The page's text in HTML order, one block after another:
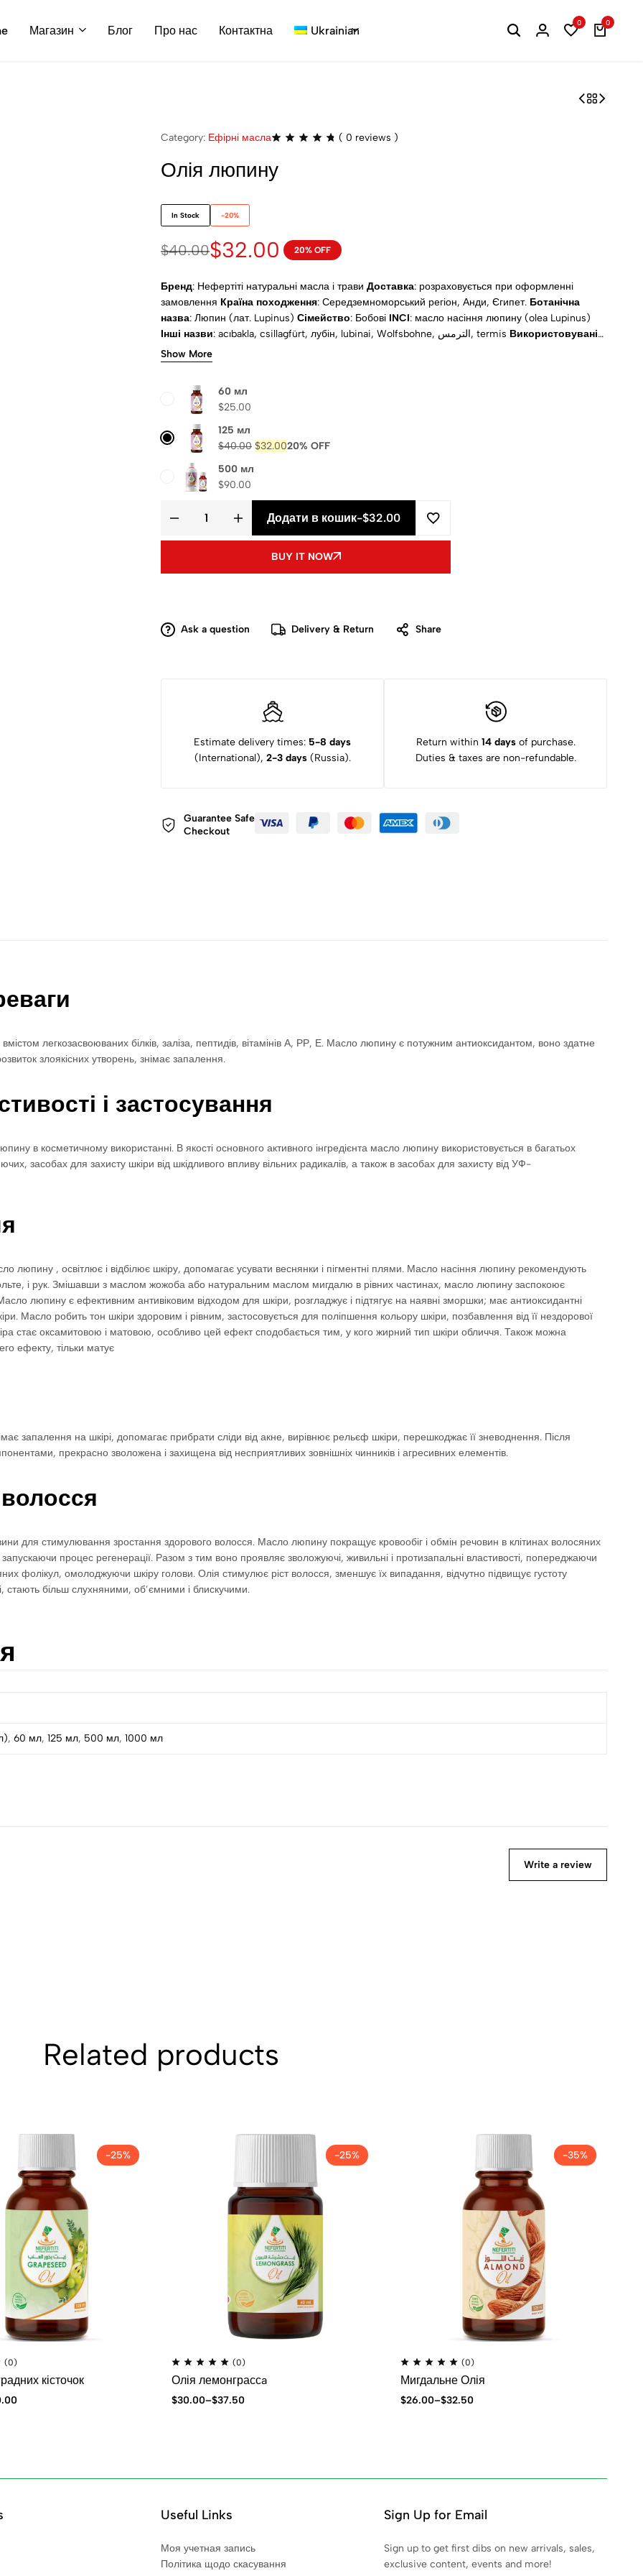
Магазин Блог Про нас Контактна Ukrainian
0 0
Category: Ефірні масла ( 0 reviews )
Олія люпину
In Stock -20%
$40.00$32.00 20% OFF
Бренд: Нефертіті натуральні масла і трави Доставка: розраховується при оформленні
замовлення Країна походження: Середземноморський регіон, Анди, Єгипет. Ботанічна
назва: Люпин (лат. Lupinus) Сімейство: Бобові INCI: масло насіння люпину (olea Lupinus)
Інші назви
: acıbakla, csillagfürt, лубін, lubinai, Wolfsbohne, الترمس, termis Використовувані
компоненти
вигляд: жовтий
Show More
60 мл
$25.00
125 мл
$40.00 $32.0020% OFF
500 мл
$90.00
Додати в кошик-$32.00
BUY IT NOW
Ask a question Delivery & Return Share
Estimate delivery times: 5-8 days
(International), 2-3 days(Russia).
Return within 14 daysof purchase.
Duties & taxes are non-refundable.
Guarantee Safe
Checkout
легкозасвоюваних білків, заліза, пептидів, вітамінів А, РР, Е. Масло люпину є потужним антиоксидантом, воно здатне
злоякісних утворень, знімає запалення.
і застосування
в косметичному використанні. В якості основного активного інгредієнта масло люпину використовується в багатьох
засобах для захисту шкіри від шкідливого впливу вільних радикалів, а також в засобах для захисту від УФ-
люпину , освітлює і відбілює шкіру, допомагає усувати веснянки і пігментні плями. Масло насіння люпину рекомендують
і рук. Змішавши з маслом жожоба або натуральним маслом мигдалю в рівних частинах, масло люпину заспокоює
люпину є ефективним антивіковим відходом для шкіри, розгладжує і підтягує на наявні зморшки; має антиоксидантні
Масло робить тон шкіри здоровим і рівним, застосовується для поліпшення кольору шкіри, позбавлення від її нездорової
стає оксамитовою і матовою, особливо цей ефект сподобається тим, у кого жирний тип шкіри обличчя. Також можна
ефекту, тільки матує
запалення на шкірі, допомагає прибрати сліди від акне, вирівнює рельєф шкіри, перешкоджає її зневоднення. Після
прекрасно зволожена і захищена від несприятливих зовнішніх чинників і агресивних елементів.
для стимулювання зростання здорового волосся. Масло люпину покращує кровообіг і обмін речовин в клітинах волосяних
процес регенерації. Разом з тим воно проявляє зволожуючі, живильні і протизапальні властивості, попереджаючи
фолікул, омолоджуючи шкіру голови. Олія стимулює ріст волосся, зменшує їх випадання, відчутно підвищує густоту
стають більш слухняними, об’ємними і блискучими.
, 60 мл, 125 мл, 500 мл, 1000 мл
Write a review
Related products
-25%
(0)
кісточок
-25%
(0)
Олія лемонграссa
$30.00–$37.50
-35%
(0)
Мигдальне Олія
$26.00–$32.50
Useful Links
Моя учетная запись
Політика щодо скасування
Sign Up for Email
Sign up to get first dibs on new arrivals, sales,
exclusive content, events and more!